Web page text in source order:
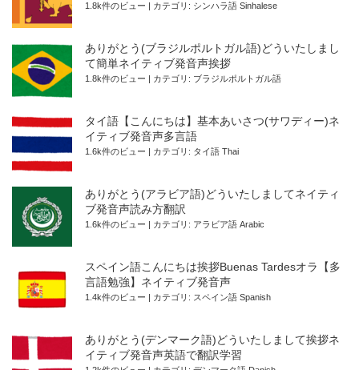
1.8k件のビュー カテゴリ: シンハラ語 Sinhalese
ありがとう(ブラジルポルトガル語)どういたしまし
て簡単ネイティブ発音声挨拶
1.8k件のビュー カテゴリ: ブラジルポルトガル語
タイ語【こんにちは】基本あいさつ(サワディー)ネ
イティブ発音声多言語
1.6k件のビュー カテゴリ: タイ語 Thai
ありがとう(アラビア語)どういたしましてネイティ
ブ発音声読み方翻訳
1.6k件のビュー カテゴリ: アラビア語 Arabic
スペイン語こんにちは挨拶Buenas Tardesオラ【多
言語勉強】ネイティブ発音声
1.4k件のビュー カテゴリ: スペイン語 Spanish
ありがとう(デンマーク語)どういたしまして挨拶ネ
イティブ発音声英語で翻訳学習